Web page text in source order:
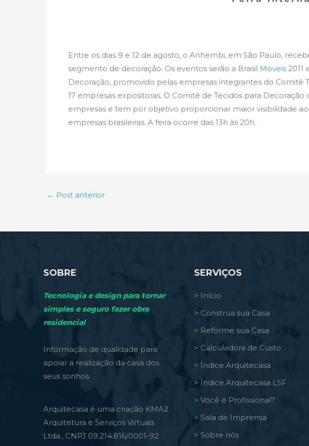
Entre os dias 9 e 12 de agosto, o Anhembi, em São Paulo,
segmento de decoração. Os eventos serão a Brasil Móveis 2011
Decoração, promovido pelas empresas integrantes do Comitê
17 empresas expositoras. O Comitê de Tecidos para Decoração
empresas e tem por objetivo proporcionar maior visibilidade
empresas brasileiras. A feira ocorre das 13h às 20h.
← Post anterior
SOBRE
Tecnologia e design para tornar
simples e seguro fazer obra
residencial
Informação de qualidade para
apoiar a realização da casa dos
seus sonhos
Arquitecasa é uma criação KMA2
Arquitetura e Serviços Virtuais
Ltda., CNPJ 09.214.816/0001-92
SERVIÇOS
> Início
> Construa sua Casa
> Reforme sua Casa
> Calculadora de Custo
> Índice Arquitecasa
> Índice Arquitecasa LSF
> Você é Profissional?
> Sala de Imprensa
> Sobre nós